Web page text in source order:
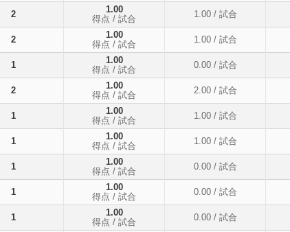
2
1.00
得点 / 試合 1.00/ 試合
2
1.00
得点 / 試合 1.00/ 試合
1
1.00
得点 / 試合 0.00/ 試合
2
1.00
得点 / 試合 2.00/ 試合
1
1.00
得点 / 試合 1.00/ 試合
1
1.00
得点 / 試合 1.00/ 試合
1
1.00
得点 / 試合 0.00/ 試合
1
1.00
得点 / 試合 0.00/ 試合
1
1.00
得点 / 試合 0.00/ 試合